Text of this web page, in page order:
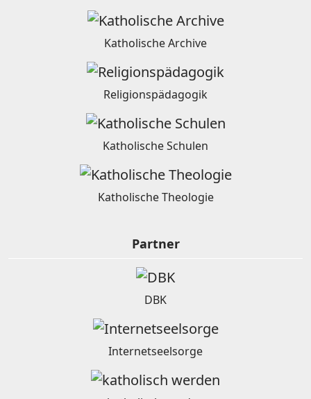
Katholische Archive
Religionspädagogik
Katholische Schulen
Katholische Theologie
Partner
DBK
Internetseelsorge